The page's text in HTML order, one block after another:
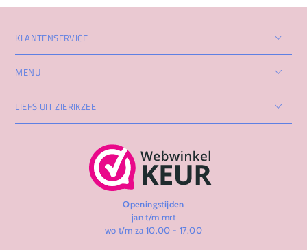
KLANTENSERVICE
MENU
LIEFS UIT ZIERIKZEE
Openingstijden
jan t/m mrt
wo t/m za 10.00 - 17.00